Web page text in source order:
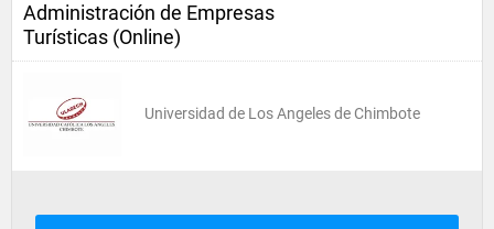
Administración de Empresas
Turísticas (Online)
Universidad de Los Angeles de Chimbote